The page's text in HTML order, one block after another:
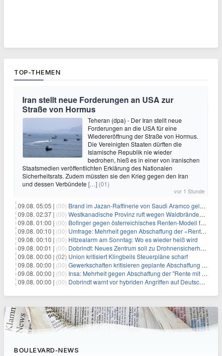
TOP-THEMEN
Iran stellt neue Forderungen an USA zur
Straße von Hormus
Teheran (dpa) - Der Iran stellt neue
Forderungen an die USA für eine
Wiedereröffnung der Straße von Hormus.
Die Vereinigten Staaten dürften die
Islamische Republik nie wieder
bedrohen, hieß es in einer von iranischen
Staatsmedien veröffentlichten Erklärung des Nationalen
Sicherheitsrats. Zudem müssten sie den Krieg gegen den Iran
und dessen Verbündete […] (01)
vor 1 Stunde
09.08. 05:05 | (00) Brand im Jazan-Raffinerie von Saudi Aramco gelöscht: Auswirkungen auf die Energiemärkte
09.08. 02:37 | (00) Westkanadische Provinz ruft wegen Waldbränden Notstand aus
09.08. 01:00 | (00) Bofinger gegen österreichisches Renten-Modell für Schwerarbeiter
09.08. 00:10 | (00) Umfrage: Mehrheit gegen Abschaffung der «Rente mit 63»
09.08. 00:10 | (00) Hitzealarm am Sonntag: Wo es wieder heiß wird
09.08. 00:01 | (00) Dobrindt: Neues Zentrum soll zu Drohnensicherheit forschen
09.08. 00:00 | (02) Union kritisiert Klingbeils Steuerpläne scharf
09.08. 00:00 | (00) Gewerkschaften kritisieren geplante Abschaffung der "Rente mit 63"
09.08. 00:00 | (00) Insa: Mehrheit gegen Abschaffung der "Rente mit 63"
09.08. 00:00 | (00) Dobrindt warnt vor hybriden Angriffen auf Deutschland
BOULEVARD-NEWS